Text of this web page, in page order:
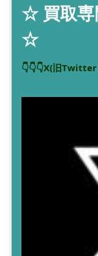
☆ 買取専
☆
👇👇👇X(旧Twitter